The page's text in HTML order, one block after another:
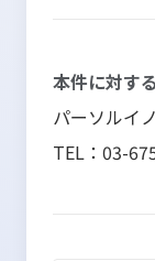
本件に対す
パーソルイ
TEL：03-